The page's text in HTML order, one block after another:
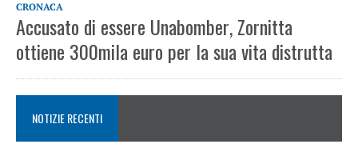
CRONACA
Accusato di essere Unabomber, Zornitta
ottiene 300mila euro per la sua vita distrutta
NOTIZIE RECENTI